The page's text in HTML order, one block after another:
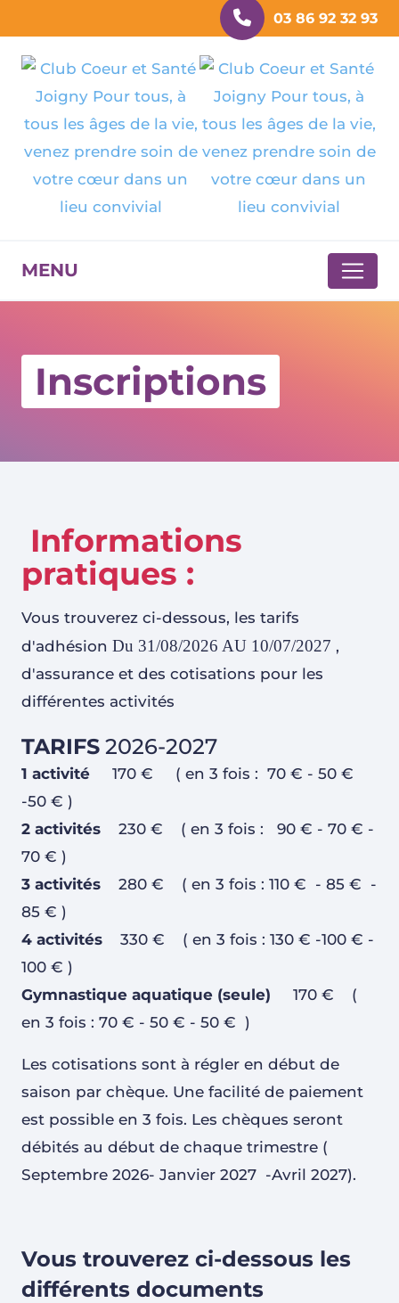
03 86 92 32 93
MENU
Inscriptions
Informations
pratiques :
Vous trouverez ci-dessous, les tarifs
d'adhésion Du 31/08/2026 AU 10/07/2027 ,
d'assurance et des cotisations pour les
différentes activités
TARIFS 2026-2027
1 activité
170 € ( en 3 fois : 70 € - 50 €
-50 € )
2 activités 230 € ( en 3 fois : 90 € - 70 € -
70 € )
3 activités
280 € ( en 3 fois : 110 € - 85 € -
85 € )
4 activités
330 € ( en 3 fois : 130 € -100 € -
100 € )
Gymnastique aquatique (seule) 170 € (
en 3 fois : 70 € - 50 € - 50 € )
Les cotisations sont à régler en début de
saison par chèque. Une facilité de paiement
est possible en 3 fois. Les chèques seront
débités au début de chaque trimestre (
Septembre 2026- Janvier 2027 -Avril 2027).
Vous trouverez ci-dessous les
différents documents
Panneau de gestion des cookies